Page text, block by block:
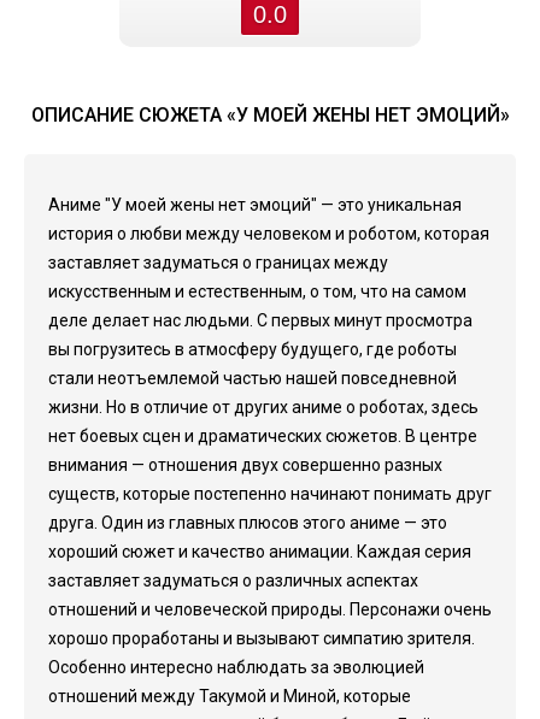
0.0
ОПИСАНИЕ СЮЖЕТА «У МОЕЙ ЖЕНЫ НЕТ ЭМОЦИЙ»
Аниме "У моей жены нет эмоций" — это уникальная
история о любви между человеком и роботом, которая
заставляет задуматься о границах между
искусственным и естественным, о том, что на самом
деле делает нас людьми. С первых минут просмотра
вы погрузитесь в атмосферу будущего, где роботы
стали неотъемлемой частью нашей повседневной
жизни. Но в отличие от других аниме о роботах, здесь
нет боевых сцен и драматических сюжетов. В центре
внимания — отношения двух совершенно разных
существ, которые постепенно начинают понимать друг
друга. Один из главных плюсов этого аниме — это
хороший сюжет и качество анимации. Каждая серия
заставляет задуматься о различных аспектах
отношений и человеческой природы. Персонажи очень
хорошо проработаны и вызывают симпатию зрителя.
Особенно интересно наблюдать за эволюцией
отношений между Такумой и Миной, которые